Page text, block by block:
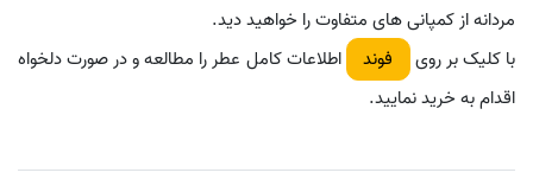
مردانه از کمپانی های متفاوت را خواهید دید.
با کلیک بر روی
فوند
اطلاعات کامل عطر را مطالعه و در صورت دلخواه
اقدام به خرید نمایید.